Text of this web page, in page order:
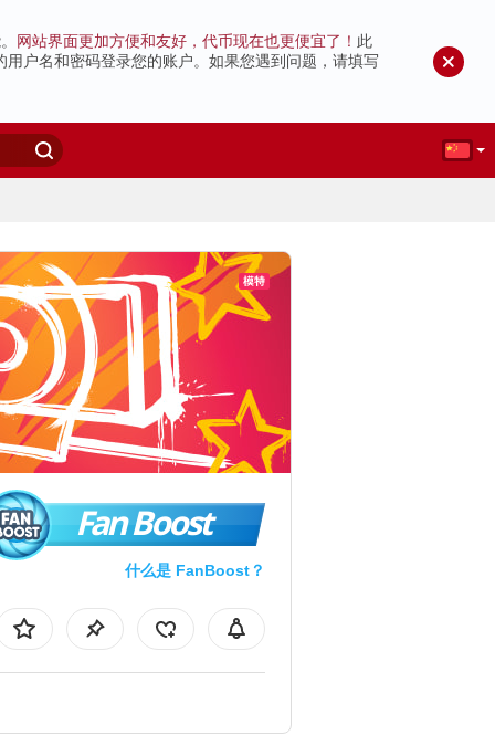
网站界面更加方便和友好，代币现在也更便宜了！ 此
用户名和密码登录您的账户。如果您遇到问题，请填写
Fan Boost
什么是 FanBoost？